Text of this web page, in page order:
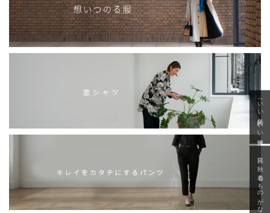
「いい年齢 いい洋服」
急に秋、着るものがない